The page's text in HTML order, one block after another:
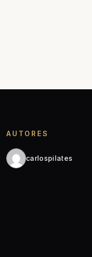
AUTORES
carlospilates